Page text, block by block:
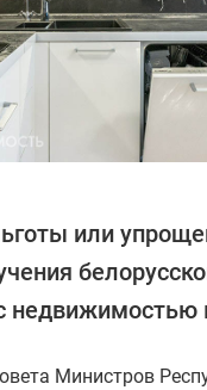
или
недвижимостью
Министров